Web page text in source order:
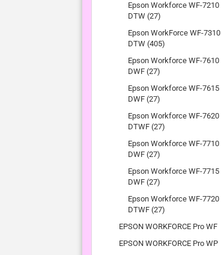
Epson Workforce WF-7210
DTW (27)
Epson WorkForce WF-7310
DTW (405)
Epson Workforce WF-7610
DWF (27)
Epson Workforce WF-7615
DWF (27)
Epson Workforce WF-7620
DTWF (27)
Epson Workforce WF-7710
DWF (27)
Epson Workforce WF-7715
DWF (27)
Epson Workforce WF-7720
DTWF (27)
EPSON WORKFORCE Pro WF
EPSON WORKFORCE Pro WP